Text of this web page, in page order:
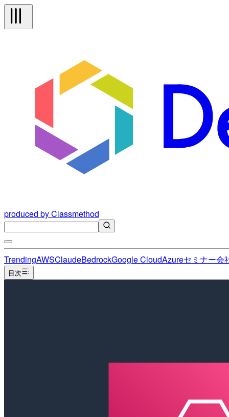
produced by Classmethod
TrendingAWSClaudeBedrockGoogle CloudAzureセミナー会
目次